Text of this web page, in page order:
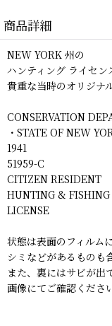
商品詳細
NEW YORK 州の
ハンティング ライセン
貴重な当時のオリジナ
CONSERVATION
・STATE OF NEW
1941
51959-C
CITIZEN RESIDENT
HUNTING & FISHING
LICENSE
状態は表面のフィルム
シミなどがあるものも
また、裏にはサビが出
画像にてご確認くださ